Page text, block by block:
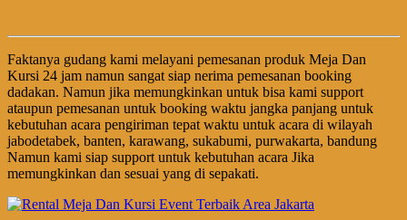
Faktanya gudang kami melayani pemesanan produk Meja Dan
Kursi 24 jam namun sangat siap nerima pemesanan booking
dadakan. Namun jika memungkinkan untuk bisa kami support
ataupun pemesanan untuk booking waktu jangka panjang untuk
kebutuhan acara pengiriman tepat waktu untuk acara di wilayah
jabodetabek, banten, karawang, sukabumi, purwakarta, bandung
Namun kami siap support untuk kebutuhan acara Jika
memungkinkan dan sesuai yang di sepakati.